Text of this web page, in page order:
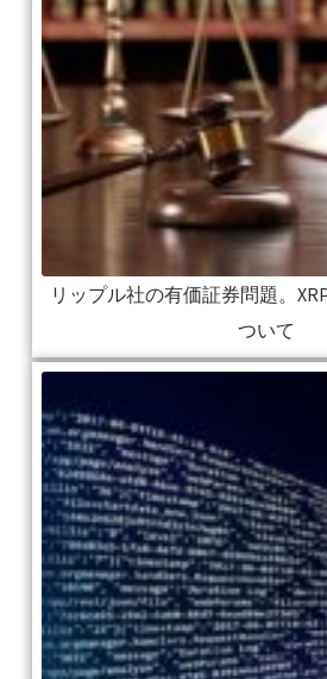
リップル社の有価証券問題。
ついて